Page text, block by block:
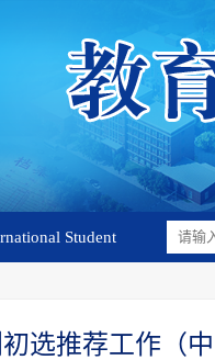
Student
选推荐工作（